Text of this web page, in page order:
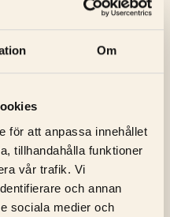
Om
för att anpassa innehållet
tillhandahålla funktioner
vår trafik. Vi
och annan
sociala medier och